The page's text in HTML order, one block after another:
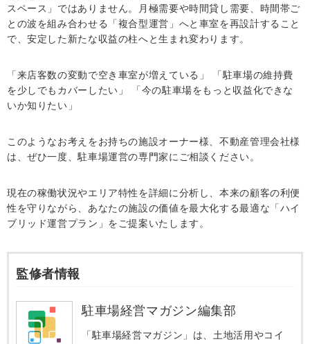
スペース」ではありません。月極需要や時間貸し需要、時間帯ご
との波を組み合わせる「複合型運営」へと車室を再設計すること
で、安定した新たな収益の柱へと生まれ変わります。
「来店客数の変動で空き車室が増えている」 「駐車場の維持費
を少しでもカバーしたい」 「今の駐車場をもっと収益化できな
いか知りたい」
このようなお考えをお持ちの施設オーナー様、不動産管理会社様
は、ぜひ一度、駐車場運営の専門家にご相談ください。
現在の稼働状況やエリア特性を詳細に分析し、本来の顧客の利便
性を守りながら、あなたの施設の価値を最大化する最適な「ハイ
ブリッド運営プラン」をご提案いたします。
監修者情報
駐車場経営マガジン編集部
「駐車場経営マガジン」は、土地活用やコイ